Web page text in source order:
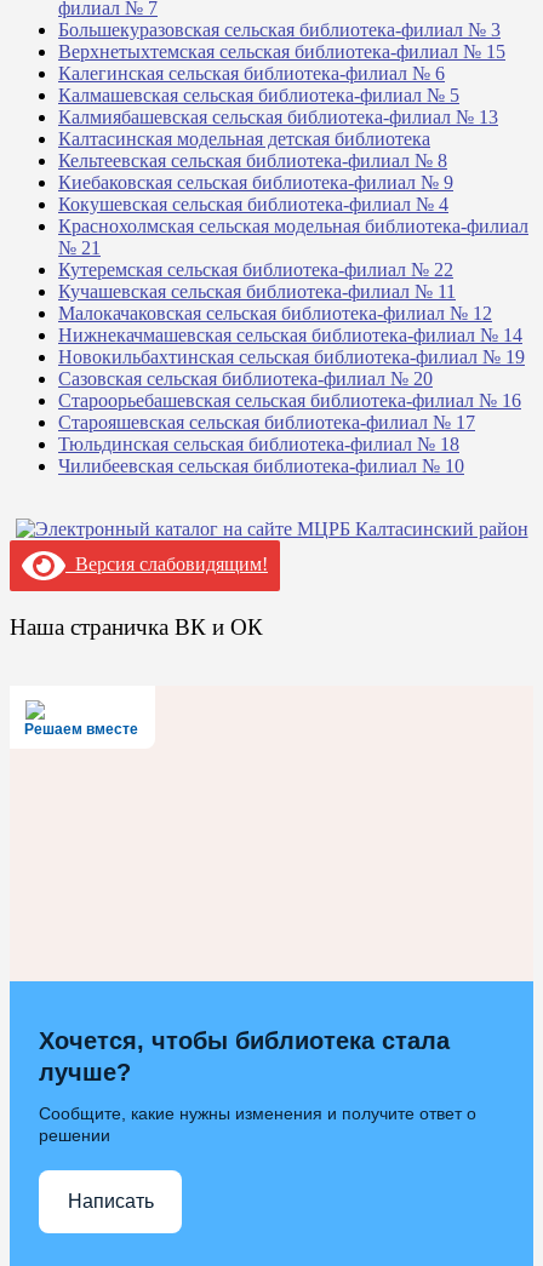
филиал № 7
Большекуразовская сельская библиотека-филиал № 3
Верхнетыхтемская сельская библиотека-филиал № 15
Калегинская сельская библиотека-филиал № 6
Калмашевская сельская библиотека-филиал № 5
Калмиябашевская сельская библиотека-филиал № 13
Калтасинская модельная детская библиотека
Кельтеевская сельская библиотека-филиал № 8
Киебаковская сельская библиотека-филиал № 9
Кокушевская сельская библиотека-филиал № 4
Краснохолмская сельская модельная библиотека-филиал
№ 21
Кутеремская сельская библиотека-филиал № 22
Кучашевская сельская библиотека-филиал № 11
Малокачаковская сельская библиотека-филиал № 12
Нижнекачмашевская сельская библиотека-филиал № 14
Новокильбахтинская сельская библиотека-филиал № 19
Сазовская сельская библиотека-филиал № 20
Староорьебашевская сельская библиотека-филиал № 16
Старояшевская сельская библиотека-филиал № 17
Тюльдинская сельская библиотека-филиал № 18
Чилибеевская сельская библиотека-филиал № 10
Версия слабовидящим!
Наша страничка ВК и ОК
Решаем вместе
Хочется, чтобы библиотека стала
лучше?
Сообщите, какие нужны изменения и получите ответ о
решении
Написать